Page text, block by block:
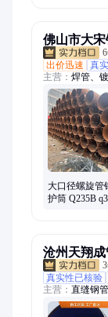
佛山市大宋
出价迅速
真
主营： 焊管、
矩管、钢护筒
大口径螺旋管
护筒 Q235B
沧州天翔成
真实性已核验
主营： 直缝钢
泡保温钢管、